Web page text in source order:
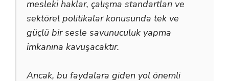
mesleki haklar, çalışma standartları ve
sektörel politikalar konusunda tek ve
güçlü bir sesle savunuculuk yapma
imkanına kavuşacaktır.
Ancak, bu faydalara giden yol önemli